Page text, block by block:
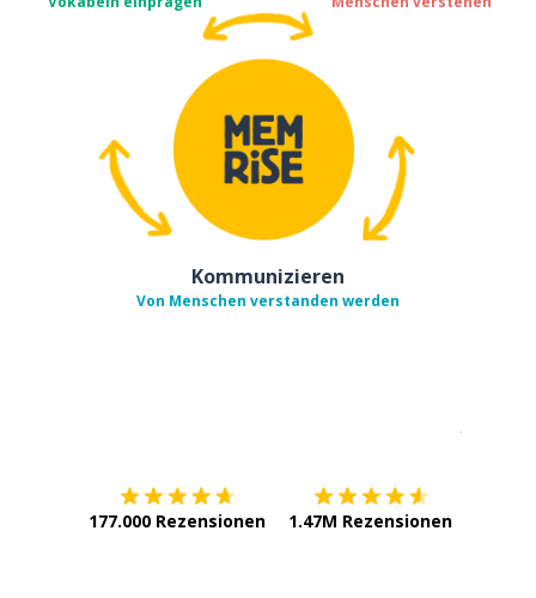
Kommunizieren
Von Menschen verstanden werden
177.000 Rezensionen 1.47M Rezensionen